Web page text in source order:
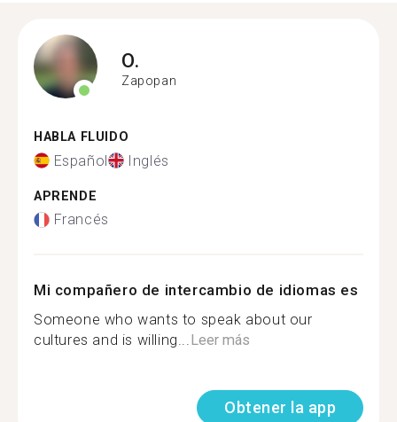
O.
Zapopan
HABLA FLUIDO
Español Inglés
APRENDE
Francés
Mi compañero de intercambio de idiomas es
Someone who wants to speak about our
cultures and is willing...Leer más
Obtener la app